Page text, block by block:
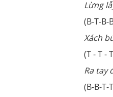
Lừng
(B-T-B-
Xách
(T - T -
Ra tay
(B-B-T-